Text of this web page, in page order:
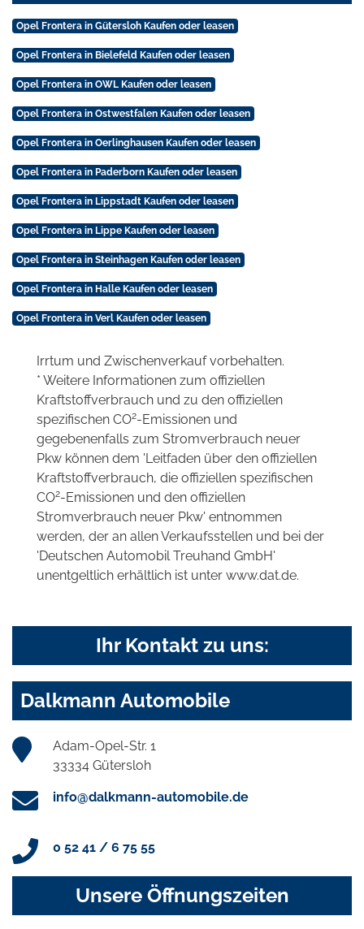
Opel Frontera in Gütersloh Kaufen oder leasen
Opel Frontera in Bielefeld Kaufen oder leasen
Opel Frontera in OWL Kaufen oder leasen
Opel Frontera in Ostwestfalen Kaufen oder leasen
Opel Frontera in Oerlinghausen Kaufen oder leasen
Opel Frontera in Paderborn Kaufen oder leasen
Opel Frontera in Lippstadt Kaufen oder leasen
Opel Frontera in Lippe Kaufen oder leasen
Opel Frontera in Steinhagen Kaufen oder leasen
Opel Frontera in Halle Kaufen oder leasen
Opel Frontera in Verl Kaufen oder leasen
Irrtum und Zwischenverkauf vorbehalten.
* Weitere Informationen zum offiziellen
Kraftstoffverbrauch und zu den offiziellen
spezifischen CO2-Emissionen und
gegebenenfalls zum Stromverbrauch neuer
Pkw können dem 'Leitfaden über den offiziellen
Kraftstoffverbrauch, die offiziellen spezifischen
CO2-Emissionen und den offiziellen
Stromverbrauch neuer Pkw' entnommen
werden, der an allen Verkaufsstellen und bei der
'Deutschen Automobil Treuhand GmbH'
unentgeltlich erhältlich ist unter www.dat.de.
Ihr Kontakt zu uns:
Dalkmann Automobile
Adam-Opel-Str. 1
33334 Gütersloh
info@dalkmann-automobile.de
0 52 41 / 6 75 55
Unsere Öffnungszeiten